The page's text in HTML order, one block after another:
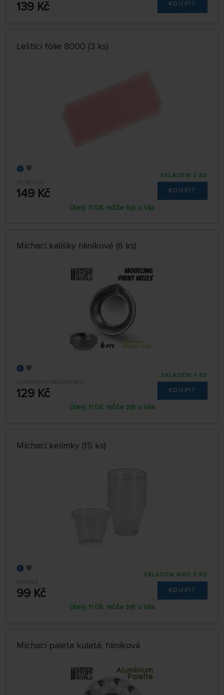
139 Kč KOUPIT
Leštící fólie 8000 (3 ks)
79787200
149 Kč
SKLADEM 2 KS
KOUPIT
Úterý 11.08. může být u Vás
Míchací kalíšky hliníkové (6 ks)
GSW8436574508604ES
129 Kč
SKLADEM 4 KS
KOUPIT
Úterý 11.08. může být u Vás
Míchací kelímky (15 ks)
439065
99 Kč
SKLADEM NAD 5 KS
KOUPIT
Úterý 11.08. může být u Vás
Míchací paleta kulatá, hliníková